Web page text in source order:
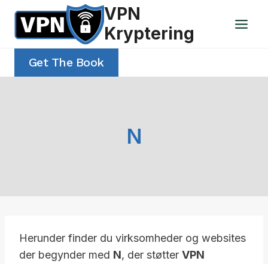
indhold
VPN
Kryptering
Get The Book
N
Herunder finder du virksomheder og websites
der begynder med N, der støtter VPN